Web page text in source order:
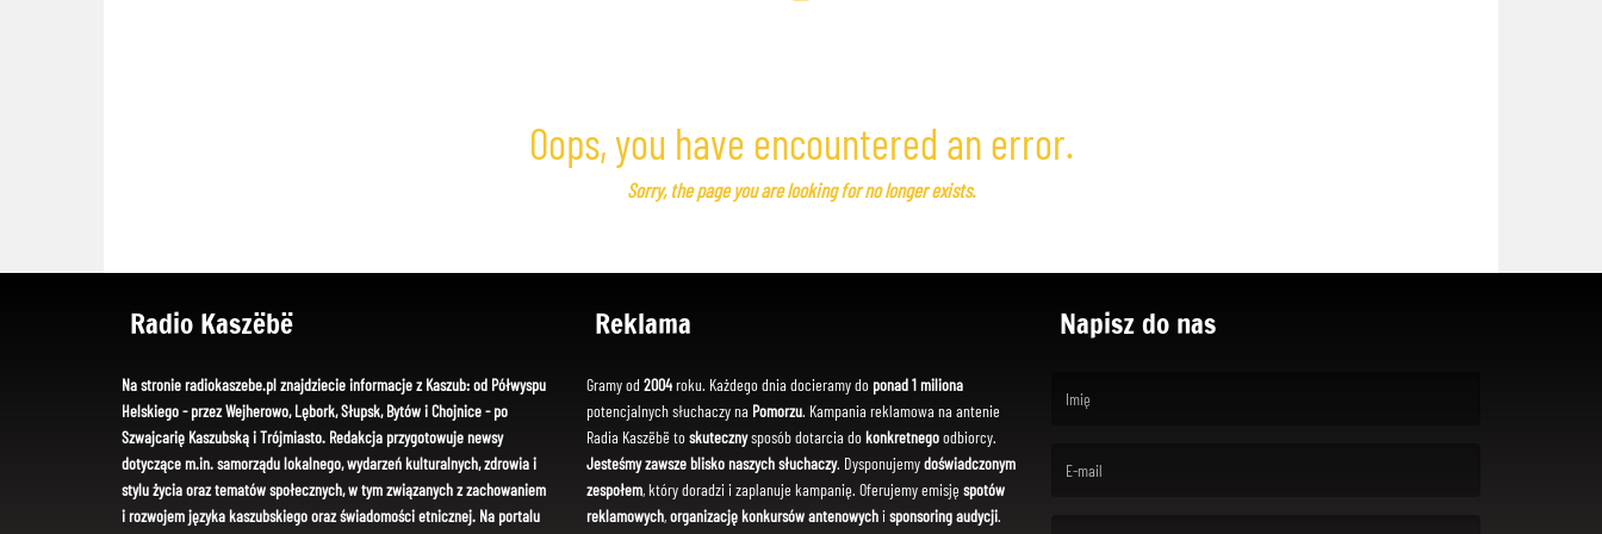
Oops, you have encountered an error.
Sorry, the page you are looking for no longer exists.
Radio Kaszëbë
Na stronie radiokaszebe.pl znajdziecie informacje z Kaszub: od Półwyspu
Helskiego - przez Wejherowo, Lębork, Słupsk, Bytów i Chojnice - po
Szwajcarię Kaszubską i Trójmiasto. Redakcja przygotowuje newsy
dotyczące m.in. samorządu lokalnego, wydarzeń kulturalnych, zdrowia i
stylu życia oraz tematów społecznych, w tym związanych z zachowaniem
i rozwojem języka kaszubskiego oraz świadomości etnicznej. Na portalu
Reklama
Gramy od 2004roku. Każdego dnia docieramy do ponad 1 miliona
potencjalnych słuchaczy na Pomorzu. Kampania reklamowa na antenie
Radia Kaszëbë toskutecznysposób dotarcia dokonkretnegoodbiorcy.
Jesteśmy zawsze blisko naszych słuchaczy. Dysponujemydoświadczonym
zespołem, który doradzi i zaplanuje kampanię. Oferujemy emisję spotów
reklamowych,organizację konkursów antenowychi sponsoring audycji.
Napisz do nas